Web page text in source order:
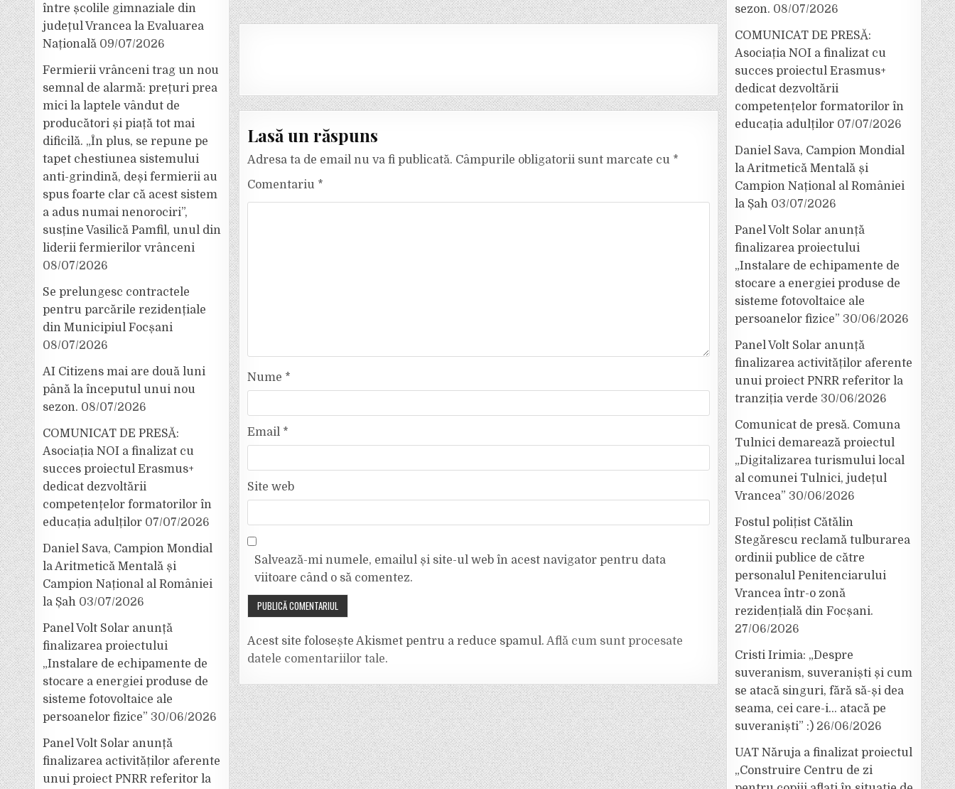
Lasă un răspuns
Adresa ta de email nu va fi publicată. Câmpurile obligatorii sunt marcate cu *
Comentariu *
Nume *
Email *
Site web
Salvează-mi numele, emailul și site-ul web în acest navigator pentru data
viitoare când o să comentez.
Acest site folosește Akismet pentru a reduce spamul. Află cum sunt procesate
datele comentariilor tale.
între școlile gimnaziale din
județul Vrancea la Evaluarea
Națională 09/07/2026
Fermierii vrânceni trag un nou
semnal de alarmă: prețuri prea
mici la laptele vândut de
producători și piață tot mai
dificilă. „În plus, se repune pe
tapet chestiunea sistemului
anti-grindină, deși fermierii au
spus foarte clar că acest sistem
a adus numai nenorociri”,
susține Vasilică Pamfil, unul din
liderii fermierilor vrânceni
08/07/2026
Se prelungesc contractele
pentru parcările rezidențiale
din Municipiul Focșani
08/07/2026
AI Citizens mai are două luni
până la începutul unui nou
sezon. 08/07/2026
COMUNICAT DE PRESĂ:
Asociația NOI a finalizat cu
succes proiectul Erasmus+
dedicat dezvoltării
competențelor formatorilor în
educația adulților 07/07/2026
Daniel Sava, Campion Mondial
la Aritmetică Mentală și
Campion Național al României
la Șah 03/07/2026
Panel Volt Solar anunță
finalizarea proiectului
„Instalare de echipamente de
stocare a energiei produse de
sisteme fotovoltaice ale
persoanelor fizice” 30/06/2026
Panel Volt Solar anunță
finalizarea activităților aferente
unui proiect PNRR referitor la
sezon. 08/07/2026
COMUNICAT DE PRESĂ:
Asociația NOI a finalizat cu
succes proiectul Erasmus+
dedicat dezvoltării
competențelor formatorilor în
educația adulților 07/07/2026
Daniel Sava, Campion Mondial
la Aritmetică Mentală și
Campion Național al României
la Șah 03/07/2026
Panel Volt Solar anunță
finalizarea proiectului
„Instalare de echipamente de
stocare a energiei produse de
sisteme fotovoltaice ale
persoanelor fizice” 30/06/2026
Panel Volt Solar anunță
finalizarea activităților aferente
unui proiect PNRR referitor la
tranziția verde 30/06/2026
Comunicat de presă. Comuna
Tulnici demarează proiectul
„Digitalizarea turismului local
al comunei Tulnici, județul
Vrancea” 30/06/2026
Fostul polițist Cătălin
Stegărescu reclamă tulburarea
ordinii publice de către
personalul Penitenciarului
Vrancea într-o zonă
rezidențială din Focșani.
27/06/2026
Cristi Irimia: „Despre
suveranism, suveraniști și cum
se atacă singuri, fără să-și dea
seama, cei care-i… atacă pe
suveraniști” :) 26/06/2026
UAT Năruja a finalizat proiectul
„Construire Centru de zi